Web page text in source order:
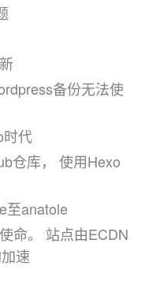
备份无法使
时代
仓库， 使用Hexo
至anatole
命。 站点由ECDN
速